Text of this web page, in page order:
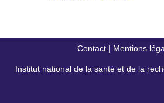
Contact| Mentions
Institut national de la santé et de la